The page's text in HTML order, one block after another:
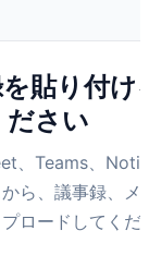
貼り付け
ださい
、Teams、
ら、議事録、メ
ロードしてくだ